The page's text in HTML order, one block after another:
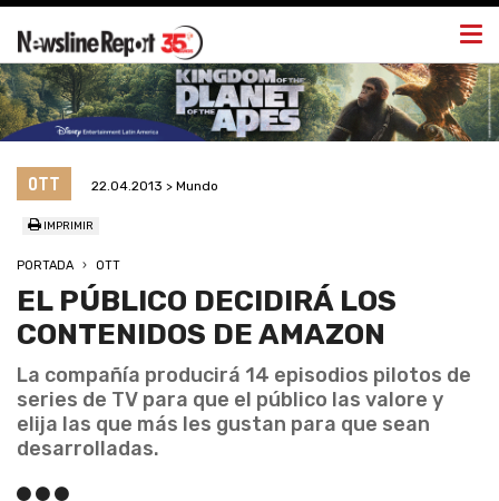
OTT 22.04.2013 > Mundo
IMPRIMIR
PORTADA OTT
EL PÚBLICO DECIDIRÁ LOS
CONTENIDOS DE AMAZON
La compañía producirá 14 episodios pilotos de
series de TV para que el público las valore y
elija las que más les gustan para que sean
desarrolladas.